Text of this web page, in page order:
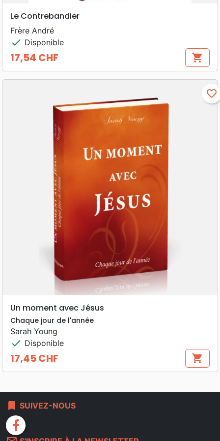
Le Contrebandier
Frère André
check Disponible
Prix
17,54 CHF shopping_cart
favorite_border
Un moment avec Jésus
Chaque jour de l'année
Sarah Young
check Disponible
Prix
17,45 CHF shopping_cart
bookmark SUIVEZ-NOUS
facebook